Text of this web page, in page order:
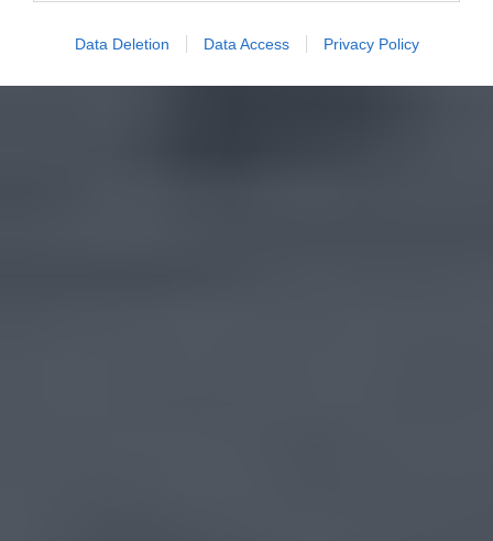
Data Deletion Data Access Privacy Policy